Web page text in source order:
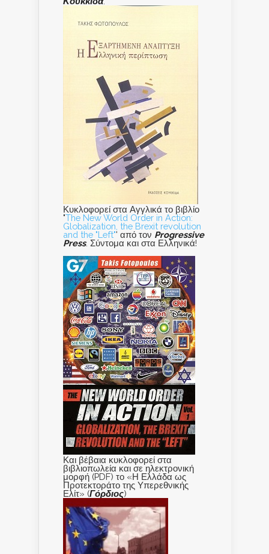
Κυκλοφορεί στα Αγγλικά το βιβλίο
"The New World Order in Action:
Globalization, the Brexit revolution
and the "Left"' από τον Progressive
Press. Σύντομα και στα Ελληνικά!
Και βέβαια κυκλοφορεί στα
βιβλιοπωλεία και σε ηλεκτρονική
μορφή (PDF) το «Η Ελλάδα ως
Προτεκτοράτο της Υπερεθνικής
Ελίτ» (Γόρδιος)